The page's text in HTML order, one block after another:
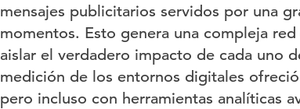
mensajes publicitarios servidos por una
momentos. Esto genera una compleja
aislar el verdadero impacto de cada uno
medición de los entornos digitales
pero incluso con herramientas analíticas